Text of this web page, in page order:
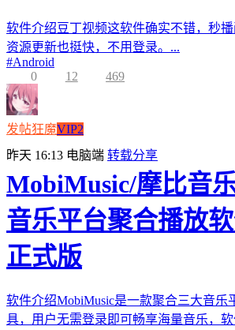
软件介绍豆丁视频这软件确实不错，秒播
资源更新也挺快，不用登录。...
#Android
0
12 469
发帖狂魔VIP2
昨天 16:13 电脑端 转载分享
MobiMusic/摩比音
音乐平台聚合播放
正式版
软件介绍MobiMusic是一款聚合三大音乐
具，用户无需登录即可畅享海量音乐，软